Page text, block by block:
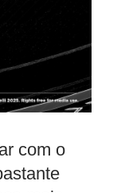
com o